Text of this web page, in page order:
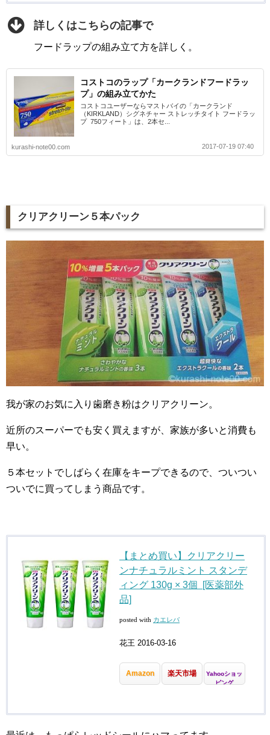
詳しくはこちらの記事で
フードラップの組み立て方を詳しく。
コストコのラップ「カークランドフードラッ
プ」の組み立てかた
コストコユーザーならマストバイの「カークランド
（KIRKLAND）シグネチャー ストレッチタイト フードラッ
プ 750フィート」は、2本セ...
kurashi-note00.com 2017-07-19 07:40
クリアクリーン５本パック
我が家のお気に入り歯磨き粉はクリアクリーン。
近所のスーパーでも安く買えますが、家族が多いと消費も
早い。
５本セットでしばらく在庫をキープできるので、ついつい
ついでに買ってしまう商品です。
【まとめ買い】クリアクリー
ンナチュラルミント スタンデ
ィング 130g × 3個 [医薬部外
品]
posted with カエレバ
花王 2016-03-16
Amazon 楽天市場
Yahooショッ
ピング